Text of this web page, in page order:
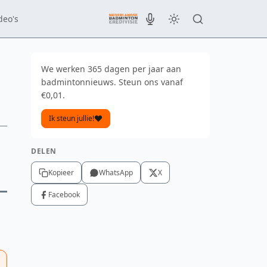
We werken 365 dagen per jaar aan
badmintonnieuws. Steun ons vanaf
€0,01.
Ik steun jullie!
DELEN
Kopieer WhatsApp X
Facebook